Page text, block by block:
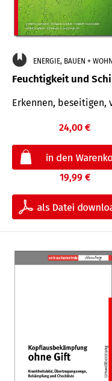
ENERGIE, BAUEN +
Feuchtigkeit und
Erkennen, beseitigen,
24,00 €
19,99 €